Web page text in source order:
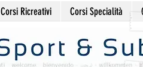
Corsi Ricreativi Corsi Specialità